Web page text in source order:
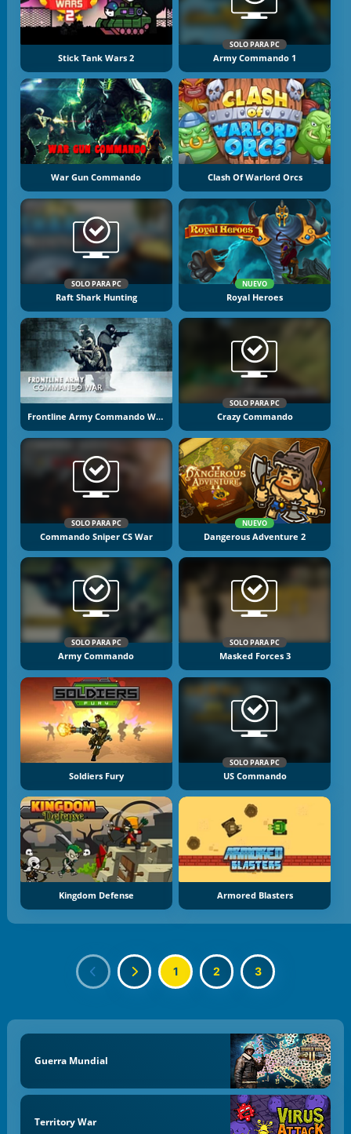
Stick Tank Wars 2
SOLO PARA PC
Army Commando 1
War Gun Commando Clash Of Warlord Orcs
SOLO PARA PC
Raft Shark Hunting
NUEVO
Royal Heroes
Frontline Army Commando War
SOLO PARA PC
Crazy Commando
SOLO PARA PC
Commando Sniper CS War
NUEVO
Dangerous Adventure 2
SOLO PARA PC
Army Commando
SOLO PARA PC
Masked Forces 3
Soldiers Fury
SOLO PARA PC
US Commando
Kingdom Defense Armored Blasters
1 2 3
Guerra Mundial
Territory War